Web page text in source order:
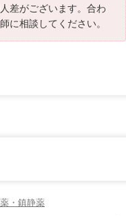
差がございます。合わ
に相談してください。
・鎮静薬